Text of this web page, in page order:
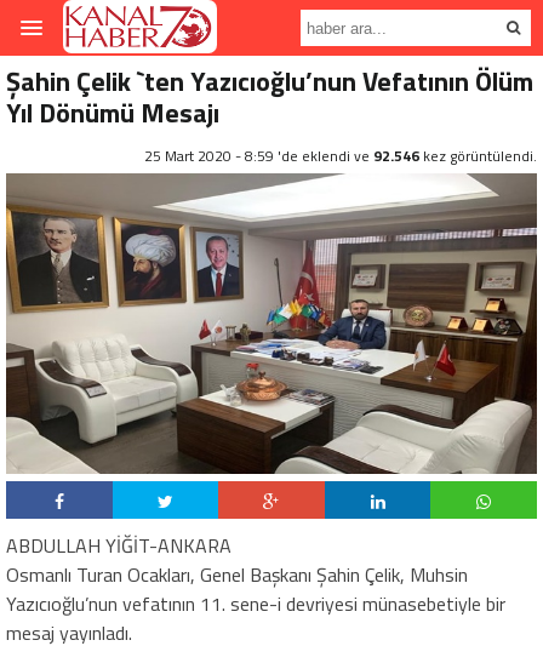
Şahin Çelik `ten Yazıcıoğlu’nun Vefatının Ölüm
Yıl Dönümü Mesajı
25 Mart 2020 - 8:59 'de eklendi ve 92.546 kez görüntülendi.
ABDULLAH YİĞİT-ANKARA
Osmanlı Turan Ocakları, Genel Başkanı Şahin Çelik, Muhsin
Yazıcıoğlu’nun vefatının 11. sene-i devriyesi münasebetiyle bir
mesaj yayınladı.